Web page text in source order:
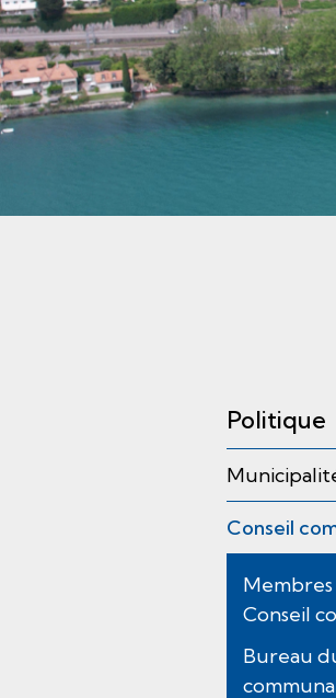
Sous-
Politique
Conseil
Conseil
Bureau